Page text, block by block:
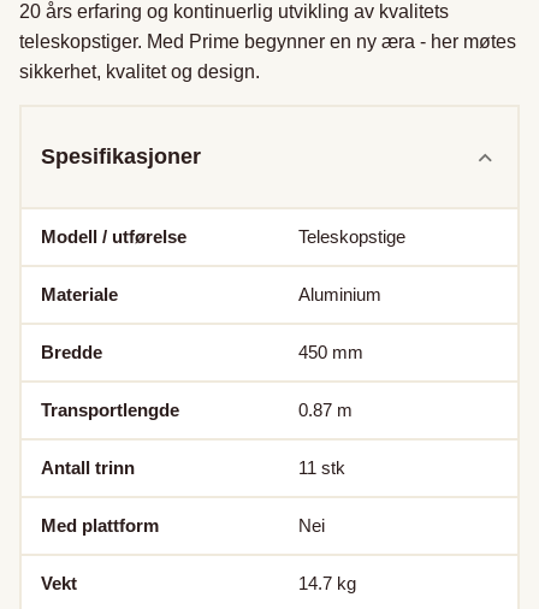
20 års erfaring og kontinuerlig utvikling av kvalitets
teleskopstiger. Med Prime begynner en ny æra - her møtes
sikkerhet, kvalitet og design.
Spesifikasjoner
Modell / utførelse Teleskopstige
Materiale Aluminium
Bredde 450 mm
Transportlengde 0.87 m
Antall trinn 11 stk
Med plattform Nei
Vekt 14.7 kg